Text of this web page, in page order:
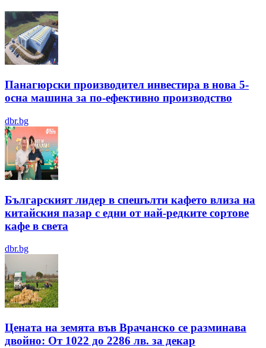
Панагюрски производител инвестира в нова 5-
осна машина за по-ефективно производство
dbr.bg
Българският лидер в спешълти кафето влиза на
китайския пазар с едни от най-редките сортове
кафе в света
dbr.bg
Цената на земята във Врачанско се разминава
двойно: От 1022 до 2286 лв. за декар